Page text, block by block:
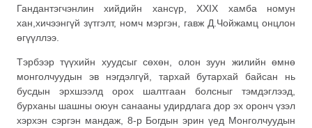
Гандантэгчэнлин хийдийн хансүр, XXIX хамба номун
хан,хичээнгүй зүтгэлт, номч мэргэн, гавж Д.Чойжамц онцлон
өгүүллээ.
Тэрбээр түүхийн хуудсыг сөхөн, олон зуун жилийн өмнө
монголчуудын эв нэгдэлгүй, тархай бутархай байсан нь
бусдын эрхшээлд орох шалтгаан болсныг тэмдэглээд,
бурханы шашны оюун санааны удирдлага дор эх оронч үзэл
хэрхэн сэргэн мандаж, 8-р Богдын эрин үед Монголчуудын